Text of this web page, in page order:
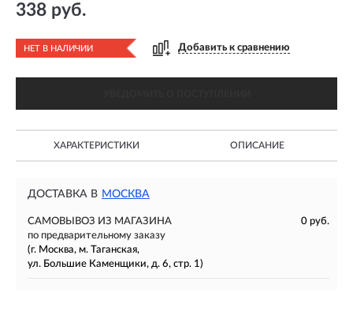
338 руб.
НЕТ В НАЛИЧИИ Добавить к сравнению
ХАРАКТЕРИСТИКИ ОПИСАНИЕ
ДОСТАВКА В МОСКВА
САМОВЫВОЗ ИЗ МАГАЗИНА
0 руб.
по предварительному заказу
(г. Москва, м. Таганская,
ул. Большие Каменщики, д. 6, стр. 1)